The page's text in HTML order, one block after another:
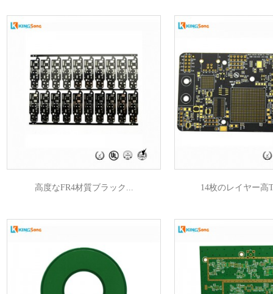
高度なFR4材質ブラック... 14枚のレイヤー高